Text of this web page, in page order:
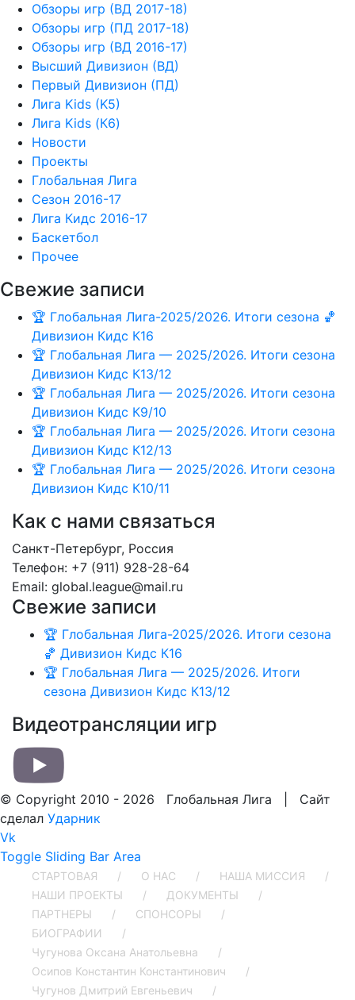
Обзоры игр (ВД 2017-18)
Обзоры игр (ПД 2017-18)
Обзоры игр (ВД 2016-17)
Высший Дивизион (ВД)
Первый Дивизион (ПД)
Лига Kids (K5)
Лига Kids (К6)
Новости
Проекты
Глобальная Лига
Сезон 2016-17
Лига Кидс 2016-17
Баскетбол
Прочее
Свежие записи
🏆 Глобальная Лига-2025/2026. Итоги сезона 🏀
Дивизион Кидс К16
🏆 Глобальная Лига — 2025/2026. Итоги сезона
Дивизион Кидс К13/12
🏆 Глобальная Лига — 2025/2026. Итоги сезона
Дивизион Кидс К9/10
🏆 Глобальная Лига — 2025/2026. Итоги сезона
Дивизион Кидс К12/13
🏆 Глобальная Лига — 2025/2026. Итоги сезона
Дивизион Кидс К10/11
Как с нами связаться
Санкт-Петербург, Россия
Телефон: +7 (911) 928-28-64
Email: global.league@mail.ru
Свежие записи
🏆 Глобальная Лига-2025/2026. Итоги сезона
🏀 Дивизион Кидс К16
🏆 Глобальная Лига — 2025/2026. Итоги
сезона Дивизион Кидс К13/12
Видеотрансляции игр
© Copyright 2010 - 2026 Глобальная Лига | Сайт
сделал Ударник
Vk
Toggle Sliding Bar Area
СТАРТОВАЯ О НАС
НАША МИССИЯ
НАШИ ПРОЕКТЫ
ДОКУМЕНТЫ
ПАРТНЕРЫ
СПОНСОРЫ
БИОГРАФИИ
Чугунова Оксана Анатольевна
Осипов Константин Константинович
Чугунов Дмитрий Евгеньевич